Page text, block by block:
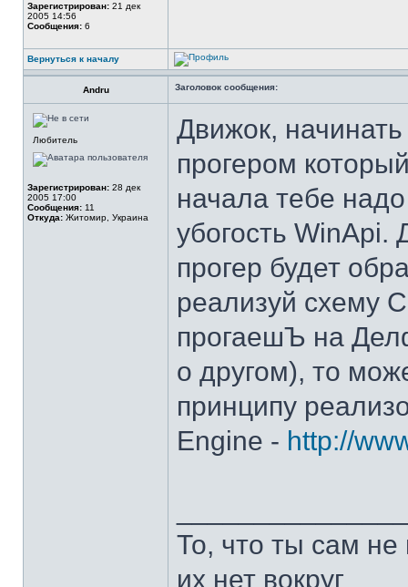
Зарегистрирован: 21 дек
2005 14:56
Сообщения: 6
Вернуться к началу
Andru Заголовок сообщения:
Любитель
Зарегистрирован: 28 дек
2005 17:00
Сообщения: 11
Откуда: Житомир, Украина
Движок,
прогером
начала тебе
убогость
прогер будет
реализуй схему
прогаешЪ на
о другом), то
принципу
Engine - http://
То, что ты сам не
их нет вокруг